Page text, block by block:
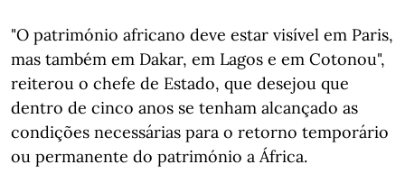
"O património africano deve estar visível em Paris,
mas também em Dakar, em Lagos e em Cotonou",
reiterou o chefe de Estado, que desejou que
dentro de cinco anos se tenham alcançado as
condições necessárias para o retorno temporário
ou permanente do património a África.